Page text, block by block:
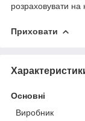
розраховувати на
Приховати
Основні
Виробник